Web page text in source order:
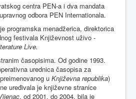
centra PEN-a i dva mandata
odbora PEN Internationala.
programska menadžerica, direktorica
festivala Književnost uživo -
Live.
časopisima. Od godine 1993.
urednica časopisa za
u Književna republika)
uređivala je književne stranice
, od 2001. do 2004. bila je